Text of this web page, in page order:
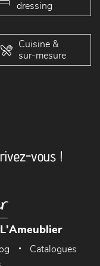
dressing
Cuisine &
sur-mesure
vous !
Catalogues